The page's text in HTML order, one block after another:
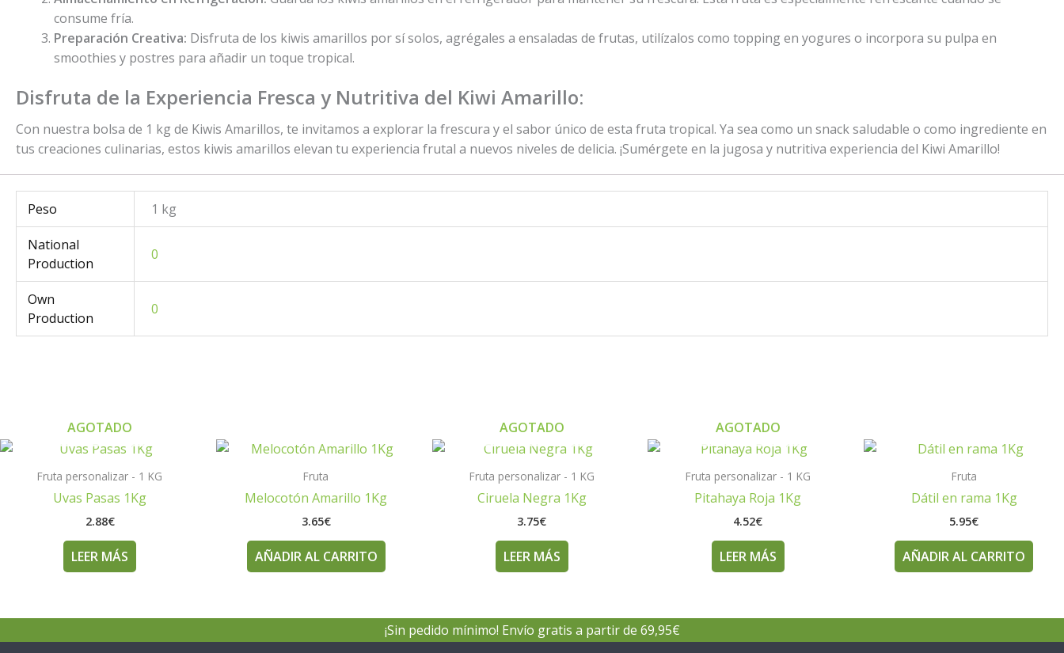
consume fría.
Preparación Creativa: Disfruta de los kiwis amarillos por sí solos, agrégales a ensaladas de frutas, utilízalos como topping en yogures o incorpora su pulpa en
smoothies y postres para añadir un toque tropical.
Disfruta de la Experiencia Fresca y Nutritiva del Kiwi Amarillo:
Con nuestra bolsa de 1 kg de Kiwis Amarillos, te invitamos a explorar la frescura y el sabor único de esta fruta tropical. Ya sea como un snack saludable o como ingrediente en
tus creaciones culinarias, estos kiwis amarillos elevan tu experiencia frutal a nuevos niveles de delicia. ¡Sumérgete en la jugosa y nutritiva experiencia del Kiwi Amarillo!
Peso 1 kg
National
Production
0
Own
Production
0
AGOTADO
Fruta personalizar - 1 KG
Uvas Pasas 1Kg
2.88€
LEER MÁS
Fruta
Melocotón Amarillo 1Kg
3.65€
AÑADIR AL CARRITO
AGOTADO
Fruta personalizar - 1 KG
Ciruela Negra 1Kg
3.75€
LEER MÁS
AGOTADO
Fruta personalizar - 1 KG
Pitahaya Roja 1Kg
4.52€
LEER MÁS
Fruta
Dátil en rama 1Kg
5.95€
AÑADIR AL CARRITO
¡Sin pedido mínimo! Envío gratis a partir de 69,95€